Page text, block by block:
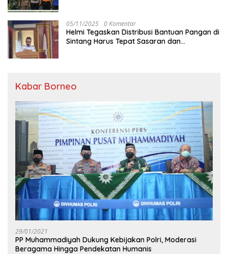
05/11/2025 0 Komentar
Helmi Tegaskan Distribusi Bantuan Pangan di
Sintang Harus Tepat Sasaran dan
Kabar Borneo
29/01/2021
PP Muhammadiyah Dukung Kebijakan Polri, Moderasi
Beragama Hingga Pendekatan Humanis